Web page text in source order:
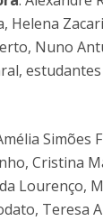
Helena
Nuno
estudantes
Simões
Cristina
Lourenço,
Teresa